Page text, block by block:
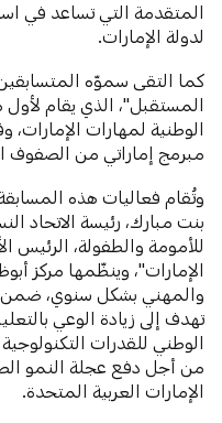
المتقدمة التي تساعد في
لدولة الإمارات.
كما التقى سموّه
المستقبل"، الذي يقام
مبرمج إماراتي من الصفوف
وتُقام فعاليات هذه
بنت مبارك، رئيسة الاتحاد
للأمومة والطفولة، الرئيس
الإمارات"، وينظّمها مركز
والمهني بشكل سنوي، ضمن
تهدف إلى زيادة الوعي
الوطني للقدرات
من أجل دفع عجلة النمو
الإمارات العربية المتحدة.